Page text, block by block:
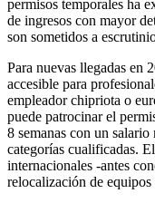
permisos temporales ha
de ingresos con mayor
son sometidos a
Para nuevas llegadas en
accesible para
empleador chipriota o
puede patrocinar el
8 semanas con un
categorías cualificadas.
internacionales -antes
relocalización de equipos